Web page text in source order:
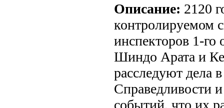
Описание: 2120
контролируемом
инспекторов 1-го
Шиндо Арата и
расследуют дела
Справедливости
событий, что их